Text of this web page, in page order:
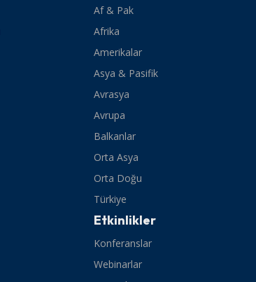
Af & Pak
Afrika
Amerikalar
Asya & Pasifik
Avrasya
Avrupa
Balkanlar
Orta Asya
Orta Doğu
Türkiye
Etkinlikler
Konferanslar
Webinarlar